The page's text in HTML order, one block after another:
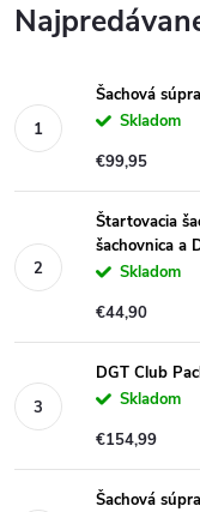
Šachová
Skladom
€99,95
Štartovacia
šachovnica a
Skladom
€44,90
DGT Club
Skladom
€154,99
Šachová